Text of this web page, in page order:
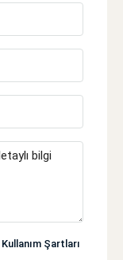
Kullanım Şartları